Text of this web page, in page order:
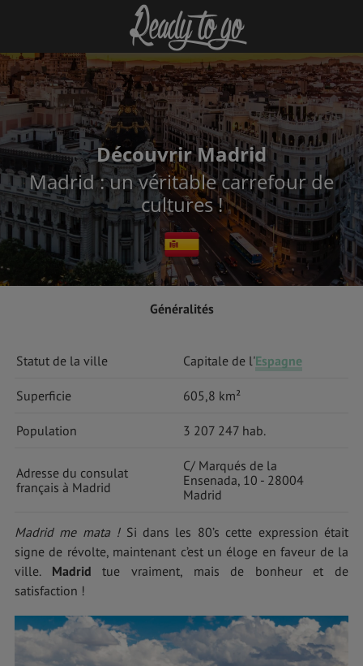
Découvrir Madrid
Madrid : un véritable carrefour de
cultures !
Généralités
Statut de la ville Capitale de l'Espagne
Superficie 605,8 km²
Population 3 207 247 hab.
Adresse du consulat
français à Madrid
C/ Marqués de la
Ensenada, 10 - 28004
Madrid
Madrid me mata !Si dans les 80’s cette expression était
signe de révolte, maintenant c’est un éloge en faveur de la
ville. Madrid tue vraiment, mais de bonheur et de
satisfaction !